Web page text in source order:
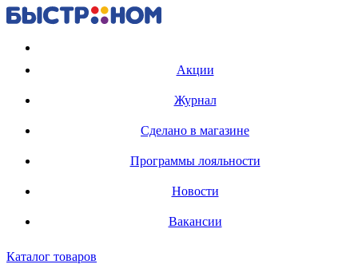
Акции
Журнал
Сделано в магазине
Программы лояльности
Новости
Вакансии
Каталог товаров